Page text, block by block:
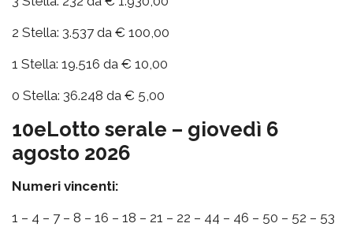
2 Stella: 3.537 da € 100,00
1 Stella: 19.516 da € 10,00
0 Stella: 36.248 da € 5,00
10eLotto serale – giovedì 6
agosto 2026
Numeri vincenti:
1 – 4 – 7 – 8 – 16 – 18 – 21 – 22 – 44 – 46 – 50 – 52 – 53